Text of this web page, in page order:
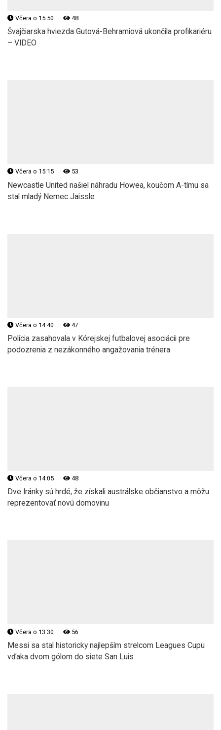
Včera o 15:50 48
Švajčiarska hviezda Gutová-Behramiová ukončila profikariéru
– VIDEO
Včera o 15:15 53
Newcastle United našiel náhradu Howea, koučom A-tímu sa
stal mladý Nemec Jaissle
Včera o 14:40 47
Polícia zasahovala v Kórejskej futbalovej asociácii pre
podozrenia z nezákonného angažovania trénera
Včera o 14:05 48
Dve Iránky sú hrdé, že získali austrálske občianstvo a môžu
reprezentovať novú domovinu
Včera o 13:30 56
Messi sa stal historicky najlepším strelcom Leagues Cupu
vďaka dvom gólom do siete San Luis